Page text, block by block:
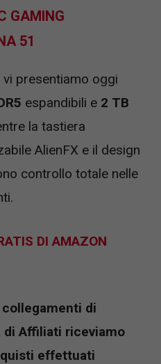
GAMING
51
presentiamo oggi
espandibili e 2 TB
la tastiera
AlienFX e il design
controllo totale nelle
DI AMAZON
di
Affiliati riceviamo
effettuati